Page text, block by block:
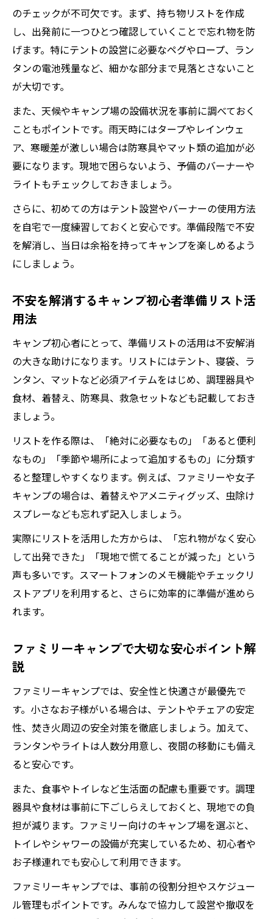
のチェックが不可欠です。まず、持ち物リストを作成
し、出発前に一つひとつ確認していくことで忘れ物を防
げます。特にテントの設営に必要なペグやロープ、ラン
タンの電池残量など、細かな部分まで見落とさないこと
が大切です。
また、天候やキャンプ場の設備状況を事前に調べておく
こともポイントです。雨天時にはタープやレインウェ
ア、寒暖差が激しい場合は防寒具やマット類の追加が必
要になります。現地で困らないよう、予備のバーナーや
ライトもチェックしておきましょう。
さらに、初めての方はテント設営やバーナーの使用方法
を自宅で一度練習しておくと安心です。準備段階で不安
を解消し、当日は余裕を持ってキャンプを楽しめるよう
にしましょう。
不安を解消するキャンプ初心者準備リスト活
用法
キャンプ初心者にとって、準備リストの活用は不安解消
の大きな助けになります。リストにはテント、寝袋、ラ
ンタン、マットなど必須アイテムをはじめ、調理器具や
食材、着替え、防寒具、救急セットなども記載しておき
ましょう。
リストを作る際は、「絶対に必要なもの」「あると便利
なもの」「季節や場所によって追加するもの」に分類す
ると整理しやすくなります。例えば、ファミリーや女子
キャンプの場合は、着替えやアメニティグッズ、虫除け
スプレーなども忘れず記入しましょう。
実際にリストを活用した方からは、「忘れ物がなく安心
して出発できた」「現地で慌てることが減った」という
声も多いです。スマートフォンのメモ機能やチェックリ
ストアプリを利用すると、さらに効率的に準備が進めら
れます。
ファミリーキャンプで大切な安心ポイント解
説
ファミリーキャンプでは、安全性と快適さが最優先で
す。小さなお子様がいる場合は、テントやチェアの安定
性、焚き火周辺の安全対策を徹底しましょう。加えて、
ランタンやライトは人数分用意し、夜間の移動にも備え
ると安心です。
また、食事やトイレなど生活面の配慮も重要です。調理
器具や食材は事前に下ごしらえしておくと、現地での負
担が減ります。ファミリー向けのキャンプ場を選ぶと、
トイレやシャワーの設備が充実しているため、初心者や
お子様連れでも安心して利用できます。
ファミリーキャンプでは、事前の役割分担やスケジュー
ル管理もポイントです。みんなで協力して設営や撤収を